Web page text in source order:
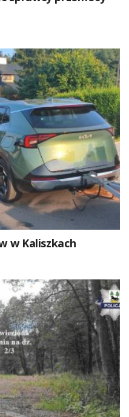
w Kaliszkach